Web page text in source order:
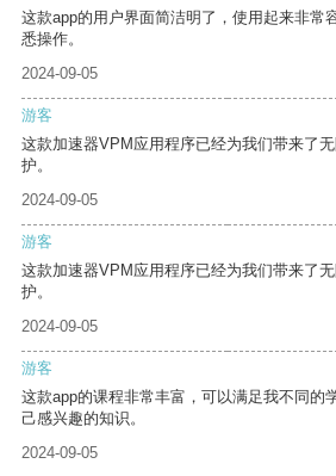
这款app的用户界面简洁明了，使用起来非常
悉操作。
2024-09-05
游客
这款加速器VPM应用程序已经为我们带来了
护。
2024-09-05
游客
这款加速器VPM应用程序已经为我们带来了
护。
2024-09-05
游客
这款app的课程非常丰富，可以满足我不同的
己感兴趣的知识。
2024-09-05